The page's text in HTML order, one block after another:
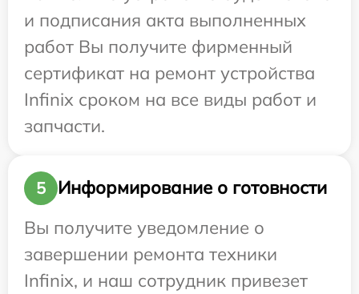
и подписания акта выполненных
работ Вы получите фирменный
сертификат на ремонт устройства
Infinix сроком на все виды работ и
запчасти.
5
Информирование о готовности
Вы получите уведомление о
завершении ремонта техники
Infinix, и наш сотрудник привезет